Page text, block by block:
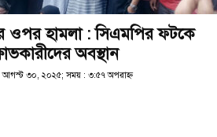
ওপর হামলা : সিএমপির ফটকে
অবস্থান
আগস্ট ৩০, ২০২৫; সময় : ৩:৫৭ অপরাহ্ণ